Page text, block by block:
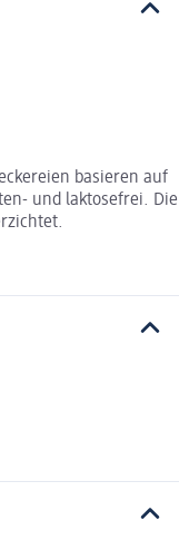
basieren auf
und laktosefrei. Die